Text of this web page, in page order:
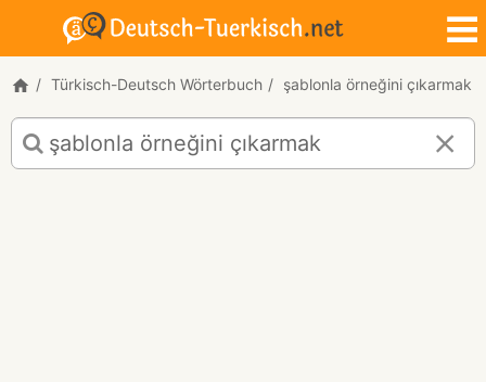
Türkisch-Deutsch Wörterbuch şablonla örneğini çıkarmak
Türkisch-
Deutsch
Übersetzung